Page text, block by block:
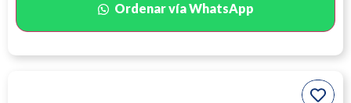
Ordenar vía WhatsApp